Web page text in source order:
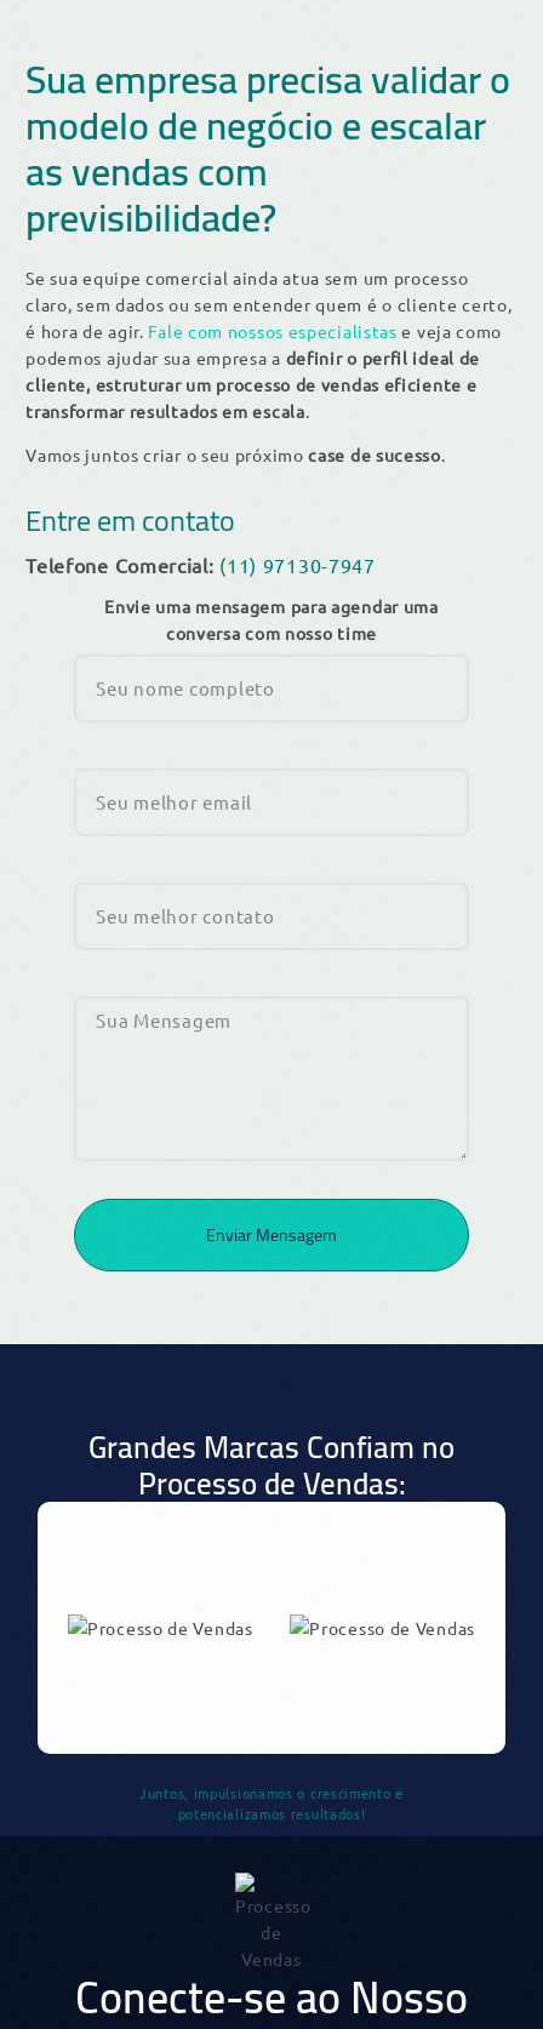
Sua empresa precisa validar o
modelo de negócio e escalar
as vendas com
previsibilidade?
Se sua equipe comercial ainda atua sem um processo
claro, sem dados ou sem entender quem é o cliente certo,
é hora de agir. Fale com nossos especialistas e veja como
podemos ajudar sua empresa a definir o perfil ideal de
cliente, estruturar um processo de vendas eficiente e
transformar resultados em escala.
Vamos juntos criar o seu próximocase de sucesso.
Entre em contato
Telefone Comercial: (11) 97130-7947
Envie uma mensagem para agendar uma
conversa com nosso time
Enviar Mensagem
Grandes Marcas Confiam no
Processo de Vendas:
Juntos, impulsionamos o crescimento e
potencializamos resultados!
Conecte-se ao Nosso